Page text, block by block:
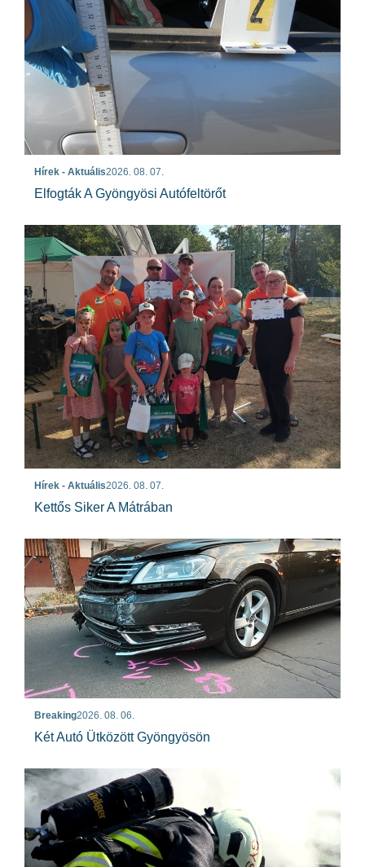
Hírek - Aktuális2026. 08. 07.
Elfogták A Gyöngyösi Autófeltörőt
Hírek - Aktuális2026. 08. 07.
Kettős Siker A Mátrában
Breaking2026. 08. 06.
Két Autó Ütközött Gyöngyösön